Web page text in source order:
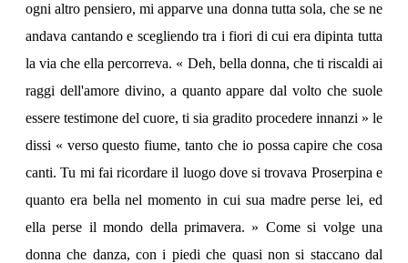
ogni altro pensiero, mi apparve una donna tutta sola, che se ne
andava cantando e scegliendo tra i fiori di cui era dipinta tutta
la via che ella percorreva. « Deh, bella donna, che ti riscaldi ai
raggi dell'amore divino, a quanto appare dal volto che suole
essere testimone del cuore, ti sia gradito procedere innanzi » le
dissi « verso questo fiume, tanto che io possa capire che cosa
canti. Tu mi fai ricordare il luogo dove si trovava Proserpina e
quanto era bella nel momento in cui sua madre perse lei, ed
ella perse il mondo della primavera. » Come si volge una
donna che danza, con i piedi che quasi non si staccano dal